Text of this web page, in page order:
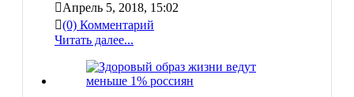
Апрель 5, 2018, 15:02
(0) Комментарий
Читать далее...